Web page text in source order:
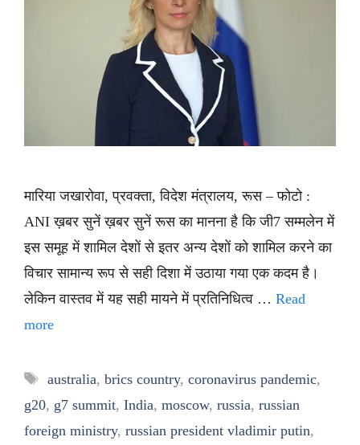
मारिया जखारोवा, प्रवक्ता, विदेश मंत्रालय, रूस – फोटो :
ANI ख़बर सुनें ख़बर सुनें रूस का मानना है कि जी7 सम्मलेन में
इस समूह में शामिल देशों से इतर अन्य देशों को शामिल करने का
विचार सामान्य रूप से सही दिशा में उठाया गया एक कदम है।
लेकिन वास्तव में यह सही मायने में प्रतिनिधित्व … Read
more
Tags
australia, brics country, coronavirus pandemic,
g20, g7 summit, India, moscow, russia, russian
foreign ministry, russian president vladimir putin,